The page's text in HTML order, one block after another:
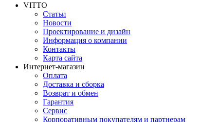
VITTO
Статьи
Новости
Проектирование и дизайн
Информация о компании
Контакты
Карта сайта
Интернет-магазин
Оплата
Доставка и сборка
Возврат и обмен
Гарантия
Сервис
Корпоративным покупателям и партнерам